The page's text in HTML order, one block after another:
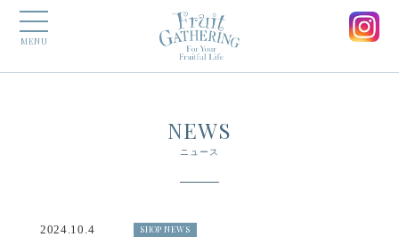
MENU
NEWS
ニュース
2024.10.4 SHOP NEWS